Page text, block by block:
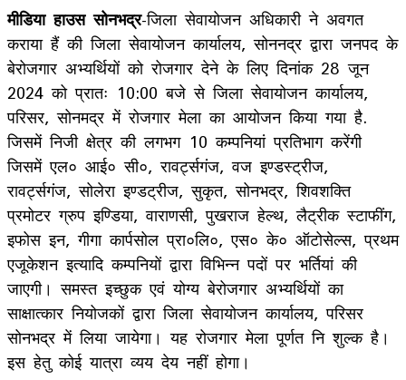
मीडिया हाउस सोनभद्र-जिला सेवायोजन अधिकारी ने अवगत
कराया हैं की जिला सेवायोजन कार्यालय, सोननद्र द्वारा जनपद के
बेरोजगार अभ्यर्थियों को रोजगार देने के लिए दिनांक 28 जून
2024 को प्रातः 10:00 बजे से जिला सेवायोजन कार्यालय,
परिसर, सोनमद्र में रोजगार मेला का आयोजन किया गया है.
जिसमें निजी क्षेत्र की लगभग 10 कम्पनियां प्रतिभाग करेंगी
जिसमें एल० आई० सी०, रावर्ट्सगंज, वज इण्डस्ट्रीज,
रावर्ट्सगंज, सोलेरा इण्डट्रीज, सुकृत, सोनभद्र, शिवशक्ति
प्रमोटर ग्रुप इण्डिया, वाराणसी, पुखराज हेल्थ, लैट्रीक स्टाफींग,
इफोस इन, गीगा कार्पसोल प्रा०लि०, एस० के० ऑटोसेल्स, प्रथम
एजूकेशन इत्यादि कम्पनियों द्वारा विभिन्न पदों पर भर्तियां की
जाएगी। समस्त इच्छुक एवं योग्य बेरोजगार अभ्यर्थियों का
साक्षात्कार नियोजकों द्वारा जिला सेवायोजन कार्यालय, परिसर
सोनभद्र में लिया जायेगा। यह रोजगार मेला पूर्णत नि शुल्क है।
इस हेतु कोई यात्रा व्यय देय नहीं होगा।